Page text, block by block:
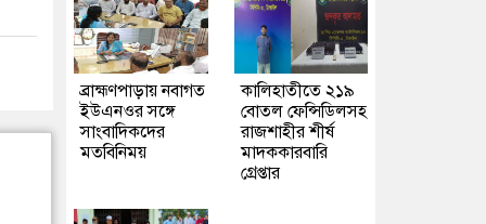
ব্রাহ্মণপাড়ায় নবাগত
ইউএনওর সঙ্গে
সাংবাদিকদের
মতবিনিময়
কালিহাতীতে ২১৯
বোতল ফেন্সিডিলসহ
রাজশাহীর শীর্ষ
মাদককারবারি
গ্রেপ্তার